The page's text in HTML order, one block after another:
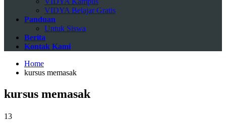
VIDYA Belajar Gratis
Panduan
Untuk Siswa
Berita
Kontak Kami
Home
kursus memasak
kursus memasak
13